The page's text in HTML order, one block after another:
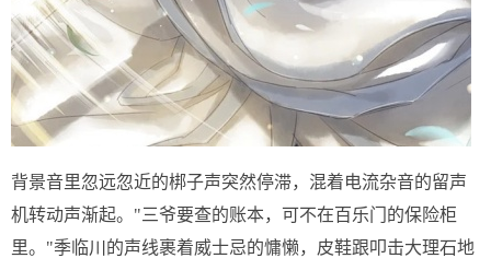
背景音里忽远忽近的梆子声突然停滞，混着电流杂音的留声
机转动声渐起。"三爷要查的账本，可不在百乐门的保险柜
里。"季临川的声线裹着威士忌的慵懒，皮鞋跟叩击大理石地